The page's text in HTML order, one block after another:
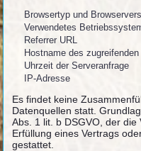
Browsertyp und
Verwendetes
Referrer URL
Hostname des
Uhrzeit der Serveranfrage
IP-Adresse
Es findet keine
Datenquellen statt.
Abs. 1 lit. b DSGVO, der
Erfüllung eines Vertrags
gestattet.